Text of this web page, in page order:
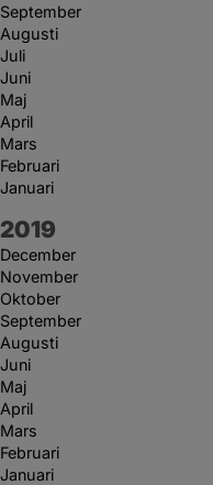
September
Augusti
Juli
Juni
Maj
April
Mars
Februari
Januari
År:
2019
December
November
Oktober
September
Augusti
Juni
Maj
April
Mars
Februari
Januari